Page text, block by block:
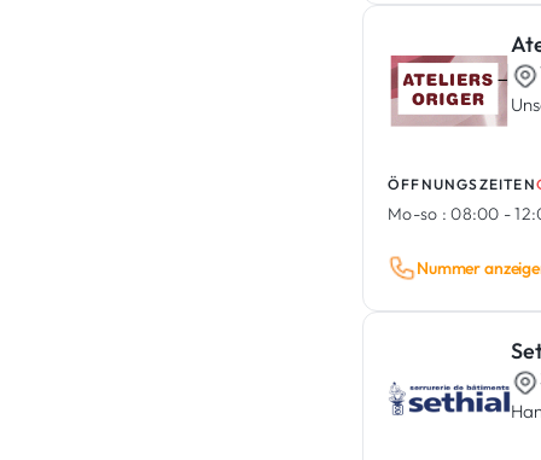
ÖFFNUNGSZEITEN
Mo-so : 08:00 -
Nummer